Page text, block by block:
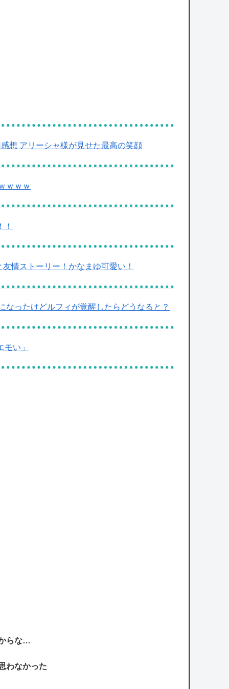
想 アリーシャ様が見せた最高の笑顔
ｗｗｗ
情ストーリー！かなまゆ可愛い！
なったけどルフィが覚醒したらどうなると？
い」
らな…
わなかった